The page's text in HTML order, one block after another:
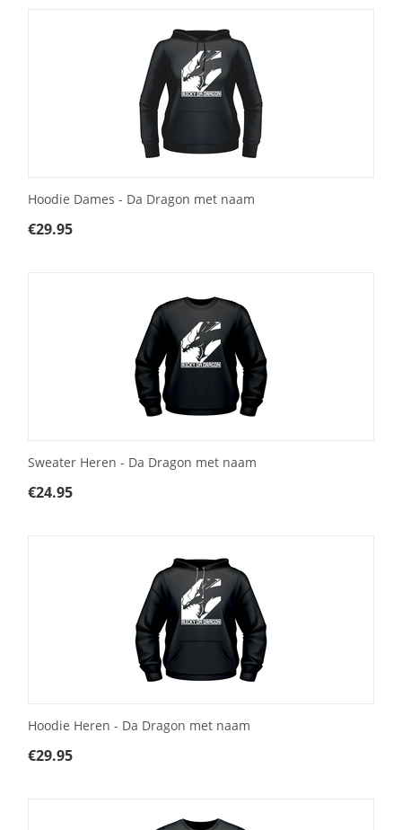
Hoodie Dames - Da Dragon met naam
€29.95
Sweater Heren - Da Dragon met naam
€24.95
Hoodie Heren - Da Dragon met naam
€29.95